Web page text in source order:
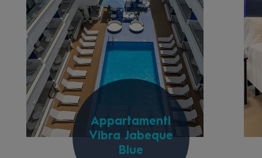
Appartamenti
Vibra Jabeque
Blue